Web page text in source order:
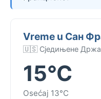
Vreme u Сан
🇺🇸 Сједињене
15°C
Osećaj 13°C